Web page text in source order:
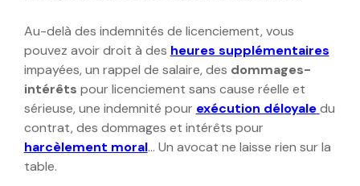
Au-delà des indemnités de licenciement, vous
pouvez avoir droit à des heures supplémentaires
impayées, un rappel de salaire, des dommages-
intérêts pour licenciement sans cause réelle et
sérieuse, une indemnité pour exécution déloyale du
contrat, des dommages et intérêts pour
harcèlement moral… Un avocat ne laisse rien sur la
table.